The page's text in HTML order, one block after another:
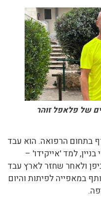
2025. הבעלים של פלאפל זוהר
בתחום הרפואה. הוא עבד
למד 'אייקידו' –
ולאחר שחזר לארץ עבד
במאפייה לפיתות והיום